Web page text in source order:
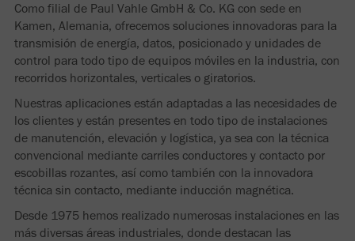
Como filial de Paul Vahle GmbH & Co. KG con sede en
Kamen, Alemania, ofrecemos soluciones innovadoras para la
transmisión de energía, datos, posicionado y unidades de
control para todo tipo de equipos móviles en la industria, con
recorridos horizontales, verticales o giratorios.
Nuestras aplicaciones están adaptadas a las necesidades de
los clientes y están presentes en todo tipo de instalaciones
de manutención, elevación y logística, ya sea con la técnica
convencional mediante carriles conductores y contacto por
escobillas rozantes, así como también con la innovadora
técnica sin contacto, mediante inducción magnética.
Desde 1975 hemos realizado numerosas instalaciones en las
más diversas áreas industriales, donde destacan las